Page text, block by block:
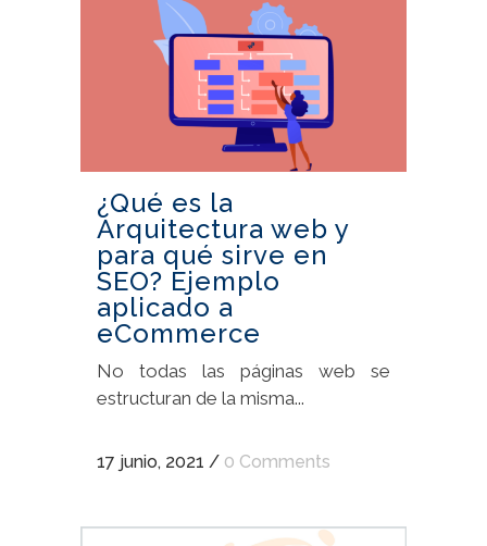
¿Qué es la
Arquitectura web y
para qué sirve en
SEO? Ejemplo
aplicado a
eCommerce
No todas las páginas web se
estructuran de la misma...
17 junio, 2021 / 0 Comments